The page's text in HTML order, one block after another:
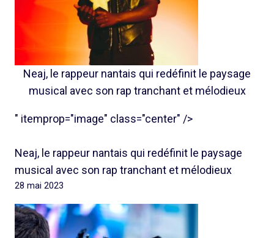
Neaj, le rappeur nantais qui redéfinit le paysage
musical avec son rap tranchant et mélodieux
" itemprop="image" class="center" />
Neaj, le rappeur nantais qui redéfinit le paysage
musical avec son rap tranchant et mélodieux
28 mai 2023